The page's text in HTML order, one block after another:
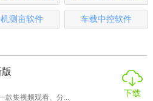
哪些
测亩软件 车载中控软件
款集视频观看、分...
下载